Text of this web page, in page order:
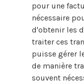
pour une
nécessaire
d'obtenir les
traiter ces
puisse gérer
de manière
souvent